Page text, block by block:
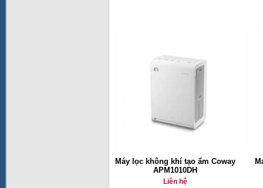
Máy lọc không khí tạo ẩm Coway
APM1010DH
Liên hệ